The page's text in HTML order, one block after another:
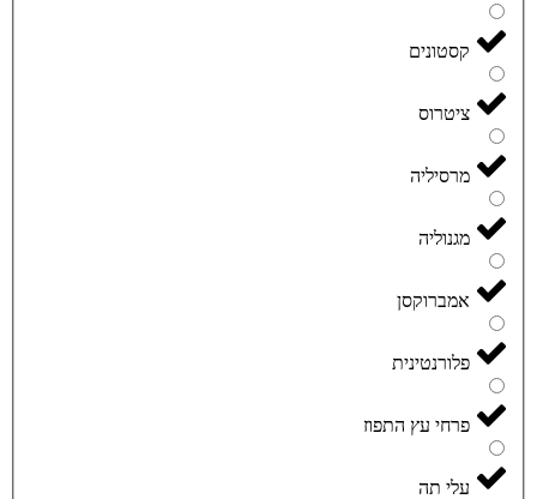
קסטונים
ציטרוס
מרסיליה
מגנוליה
אמברוקסן
פלורנטינית
פרחי עץ התפוז
עלי תה